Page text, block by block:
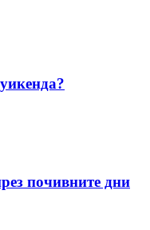
почивните дни